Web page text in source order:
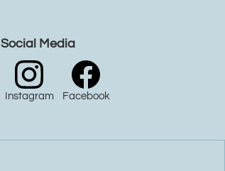
Social Media
Instagram Facebook